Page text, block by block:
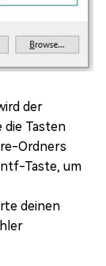
der
Tasten
Ordners
Taste, um
deinen